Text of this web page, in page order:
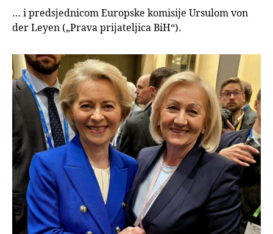
… i predsjednicom Europske komisije Ursulom von
der Leyen („Prava prijateljica BiH“).